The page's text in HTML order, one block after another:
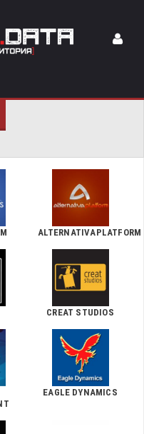
ALTERNATIVAPLATFORM
CREAT STUDIOS
EAGLE DYNAMICS